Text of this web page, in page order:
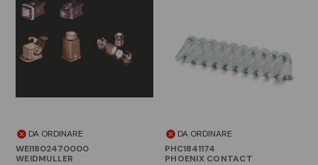
DA ORDINARE
WEI1802470000
WEIDMULLER
DA ORDINARE
PHC1841174
PHOENIX CONTACT